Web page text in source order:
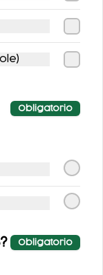
Obligatorio
Obligatorio